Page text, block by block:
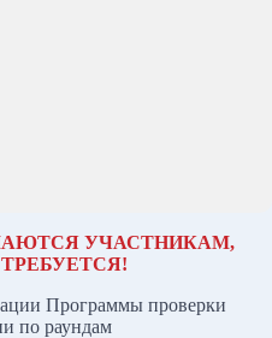
УЧАСТНИКАМ,
Программы проверки
по раундам